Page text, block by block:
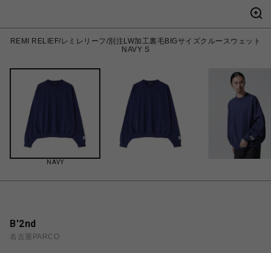
REMI RELIEF/レミレリーフ/別注LW加工裏毛BIGサイズクルースウェット
NAVY S
NAVY
B'2nd
名古屋PARCO